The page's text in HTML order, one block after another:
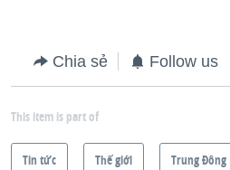
Chia sẻ Follow us
This item is part of
Tin tức Thế giới Trung Ðông